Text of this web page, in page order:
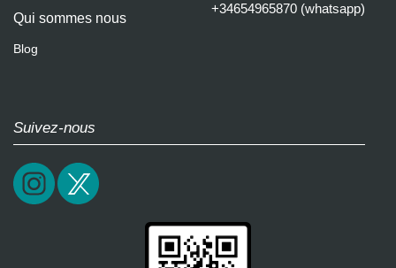
Qui sommes nous
Blog
+34654965870 (whatsapp)
Suivez-nous